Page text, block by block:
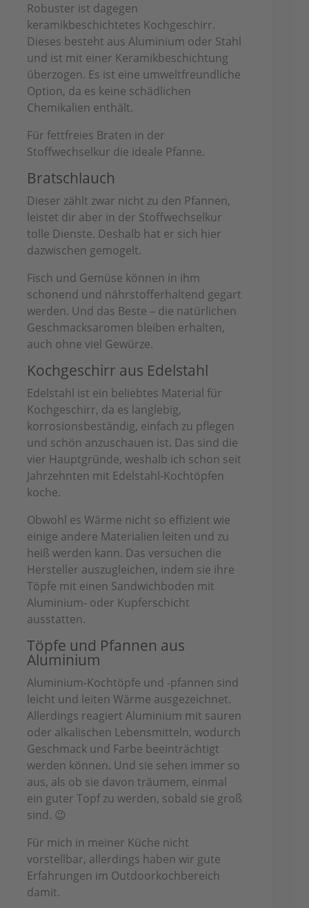
Robuster ist dagegen
keramikbeschichtetes Kochgeschirr.
Dieses besteht aus Aluminium oder Stahl
und ist mit einer Keramikbeschichtung
überzogen. Es ist eine umweltfreundliche
Option, da es keine schädlichen
Chemikalien enthält.
Für fettfreies Braten in der
Stoffwechselkur die ideale Pfanne.
Bratschlauch
Dieser zählt zwar nicht zu den Pfannen,
leistet dir aber in der Stoffwechselkur
tolle Dienste. Deshalb hat er sich hier
dazwischen gemogelt.
Fisch und Gemüse können in ihm
schonend und nährstofferhaltend gegart
werden. Und das Beste – die natürlichen
Geschmacksaromen bleiben erhalten,
auch ohne viel Gewürze.
Kochgeschirr aus Edelstahl
Edelstahl ist ein beliebtes Material für
Kochgeschirr, da es langlebig,
korrosionsbeständig, einfach zu pflegen
und schön anzuschauen ist. Das sind die
vier Hauptgründe, weshalb ich schon seit
Jahrzehnten mit Edelstahl-Kochtöpfen
koche.
Obwohl es Wärme nicht so effizient wie
einige andere Materialien leiten und zu
heiß werden kann. Das versuchen die
Hersteller auszugleichen, indem sie ihre
Töpfe mit einen Sandwichboden mit
Aluminium- oder Kupferschicht
ausstatten.
Töpfe und Pfannen aus
Aluminium
Aluminium-Kochtöpfe und -pfannen sind
leicht und leiten Wärme ausgezeichnet.
Allerdings reagiert Aluminium mit sauren
oder alkalischen Lebensmitteln, wodurch
Geschmack und Farbe beeinträchtigt
werden können. Und sie sehen immer so
aus, als ob sie davon träumem, einmal
ein guter Topf zu werden, sobald sie groß
sind. 😉
Für mich in meiner Küche nicht
vorstellbar, allerdings haben wir gute
Erfahrungen im Outdoorkochbereich
damit.